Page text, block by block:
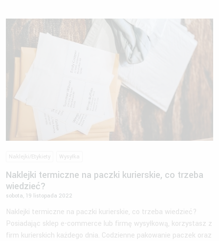
Naklejki/Etykiety Wysyłka
Naklejki termiczne na paczki kurierskie, co trzeba
wiedzieć?
sobota, 19 listopada 2022
Naklejki termiczne na paczki kurierskie, co trzeba wiedzieć?
Posiadając sklep e-commerce lub firmę wysyłkową, korzystasz z
firm kurierskich każdego dnia. Codzienne pakowanie paczek oraz